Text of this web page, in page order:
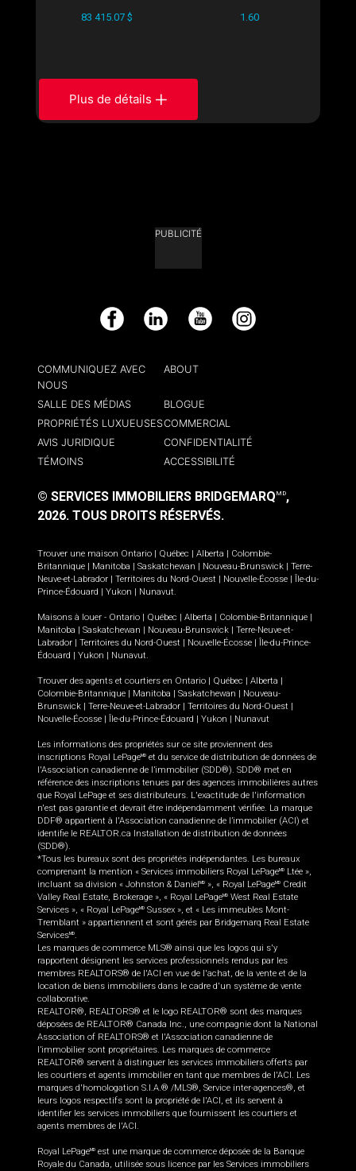
83 415.07 $ 1.60
Plus de détails
PUBLICITÉ
Facebook LinkedIn YouTube Instagram
COMMUNIQUEZ AVEC
NOUS
ABOUT
SALLE DES MÉDIAS
BLOGUE
PROPRIÉTÉS LUXUEUSESCOMMERCIAL
AVIS JURIDIQUE
CONFIDENTIALITÉ
TÉMOINS
ACCESSIBILITÉ
© SERVICES IMMOBILIERS BRIDGEMARQ MD,
2026. TOUS DROITS RÉSERVÉS.
Trouver une maison Ontario Québec Alberta
Colombie-
Britannique
Manitoba Saskatchewan Nouveau-Brunswick
Terre-
Neuve-et-Labrador
Territoires du Nord-Ouest Nouvelle-Écosse
Île-du-
Prince-Édouard
Yukon Nunavut.
Maisons à louer - Ontario Québec Alberta Colombie-Britannique
Manitoba
Saskatchewan Nouveau-Brunswick
Terre-Neuve-et-
Labrador
Territoires du Nord-Ouest Nouvelle-Écosse
Île-du-Prince-
Édouard
Yukon Nunavut.
Trouver des agents et courtiers en Ontario Québec Alberta
Colombie-Britannique
Manitoba Saskatchewan
Nouveau-
Brunswick
Terre-Neuve-et-Labrador Territoires du Nord-Ouest
Nouvelle-Écosse
Île-du-Prince-Édouard Yukon Nunavut
Les informations des propriétés sur ce site proviennent des
inscriptions Royal LePageMD et du service de distribution de données de
l'Association canadienne de l’immobilier (SDD®). SDD® met en
référence des inscriptions tenues par des agences immobilières autres
que Royal LePage et ses distributeurs. L'exactitude de l'information
n'est pas garantie et devrait être indépendamment vérifiée. La marque
DDF® appartient à l'Association canadienne de l’immobilier (ACI) et
identifie le REALTOR.ca Installation de distribution de données
(SDD®).
*Tous les bureaux sont des propriétés indépendantes. Les bureaux
comprenant la mention « Services immobiliers Royal LePageMD
Ltée »,
incluant sa division « Johnston & Daniel MD », « Royal LePageMD
Credit
Valley Real Estate, Brokerage », « Royal LePageMD West Real Estate
Services », « Royal LePageMD Sussex », et « Les immeubles Mont-
Tremblant » appartiennent et sont gérés par Bridgemarq Real Estate
ServicesMD.
Les marques de commerce MLS® ainsi que les logos qui s'y
rapportent désignent les services professionnels rendus par les
membres REALTORS® de l'ACI en vue de l'achat, de la vente et de la
location de biens immobiliers dans le cadre d'un système de vente
collaborative.
REALTOR®, REALTORS® et le logo REALTOR® sont des marques
déposées de REALTOR® Canada Inc., une compagnie dont la National
Association of REALTORS® et l'Association canadienne de
l’immobilier sont propriétaires. Les marques de commerce
REALTOR® servent à distinguer les services immobiliers offerts par
les courtiers et agents immobilier en tant que membres de l'ACI. Les
marques d'homologation S.I.A.® /MLS®, Service inter-agences®, et
leurs logos respectifs sont la propriété de l'ACI, et ils servent à
identifier les services immobiliers que fournissent les courtiers et
agents membres de l'ACI.
Royal LePageMD est une marque de commerce déposée de la Banque
Royale du Canada, utilisée sous licence par les Services immobiliers